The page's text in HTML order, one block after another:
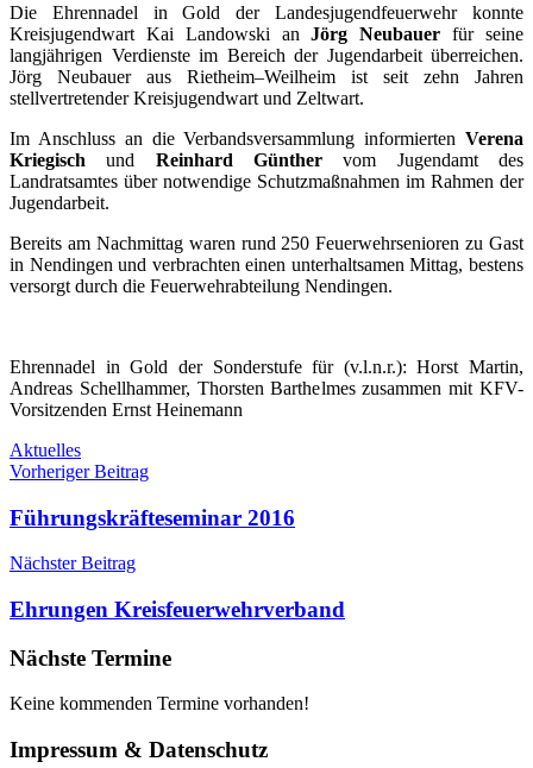
Die Ehrennadel in Gold der Landesjugendfeuerwehr konnte
Kreisjugendwart Kai Landowski anJörg Neubauer für seine
langjährigen Verdienste im Bereich der Jugendarbeit überreichen.
Jörg Neubauer aus Rietheim–Weilheim ist seit zehn Jahren
stellvertretender Kreisjugendwart und Zeltwart.
Im Anschluss an die Verbandsversammlung informierten Verena
Kriegisch und Reinhard Günther vom Jugendamt des
Landratsamtes über notwendige Schutzmaßnahmen im Rahmen der
Jugendarbeit.
Bereits am Nachmittag waren rund 250 Feuerwehrsenioren zu Gast
in Nendingen und verbrachten einen unterhaltsamen Mittag, bestens
versorgt durch die Feuerwehrabteilung Nendingen.
Ehrennadel in Gold der Sonderstufe für (v.l.n.r.): Horst Martin,
Andreas Schellhammer, Thorsten Barthelmes zusammen mit KFV-
Vorsitzenden Ernst Heinemann
Aktuelles
Beitragsnavigation
Vorheriger Beitrag
Führungskräfteseminar 2016
Nächster Beitrag
Ehrungen Kreisfeuerwehrverband
Nächste Termine
Keine kommenden Termine vorhanden!
Impressum & Datenschutz